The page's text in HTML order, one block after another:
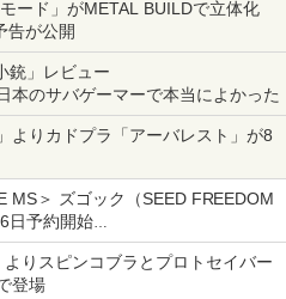
ード」がMETAL BUILDで立体化
告が公開
銃」レビュー
本のサバゲーマーで本当によかった
よりカドプラ「アーバレスト」が8
MS＞ ズゴック（SEED FREEDOM
日予約開始
MS＞ キャバリアーアイフリッド」
よりスピンコブラとプロトセイバー
登場